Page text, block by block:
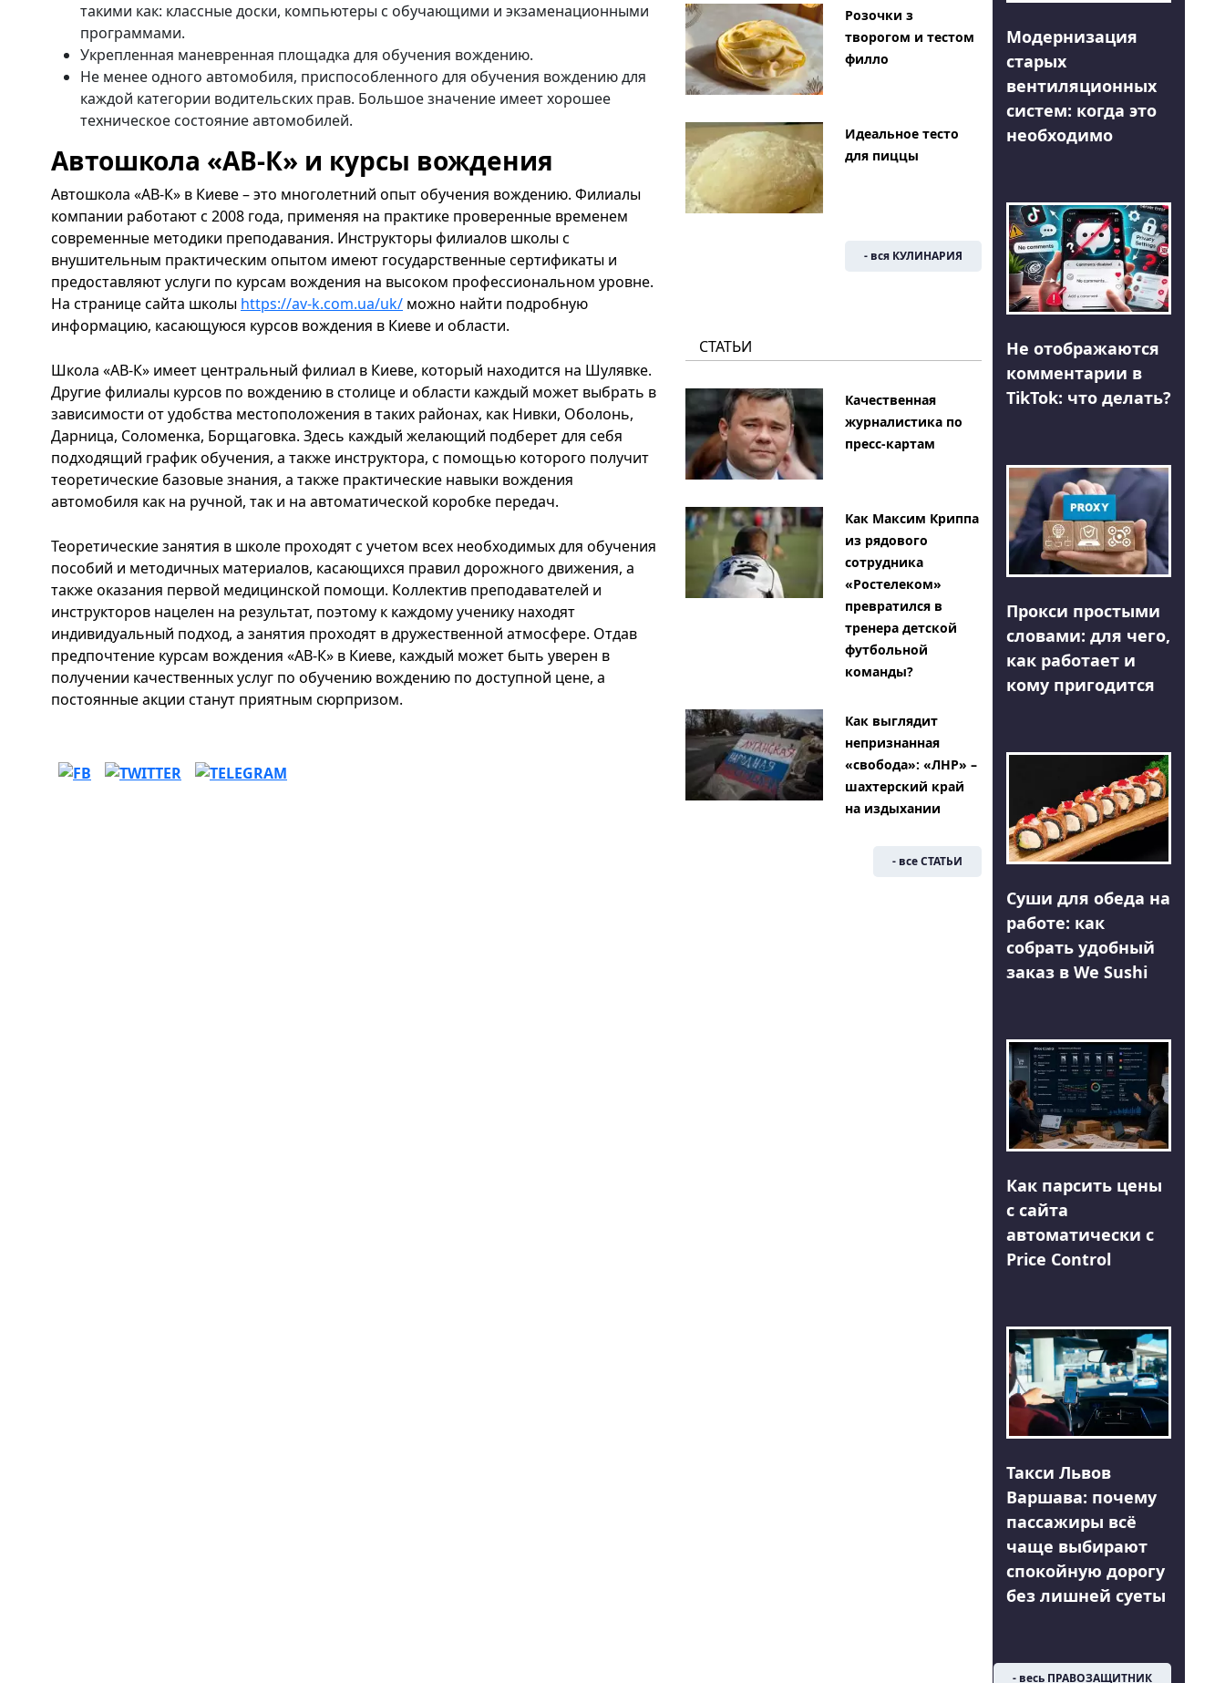
такими как: классные доски, компьютеры с обучающими и экзаменационными
программами.
Укрепленная маневренная площадка для обучения вождению.
Не менее одного автомобиля, приспособленного для обучения вождению для
каждой категории водительских прав. Большое значение имеет хорошее
техническое состояние автомобилей.
Автошкола «АВ-К» и курсы вождения
Автошкола «АВ-К» в Киеве – это многолетний опыт обучения вождению. Филиалы
компании работают с 2008 года, применяя на практике проверенные временем
современные методики преподавания. Инструкторы филиалов школы с
внушительным практическим опытом имеют государственные сертификаты и
предоставляют услуги по курсам вождения на высоком профессиональном уровне.
На странице сайта школы https://av-k.com.ua/uk/ можно найти подробную
информацию, касающуюся курсов вождения в Киеве и области.
Школа «АВ-К» имеет центральный филиал в Киеве, который находится на Шулявке.
Другие филиалы курсов по вождению в столице и области каждый может выбрать в
зависимости от удобства местоположения в таких районах, как Нивки, Оболонь,
Дарница, Соломенка, Борщаговка. Здесь каждый желающий подберет для себя
подходящий график обучения, а также инструктора, с помощью которого получит
теоретические базовые знания, а также практические навыки вождения
автомобиля как на ручной, так и на автоматической коробке передач.
Теоретические занятия в школе проходят с учетом всех необходимых для обучения
пособий и методичных материалов, касающихся правил дорожного движения, а
также оказания первой медицинской помощи. Коллектив преподавателей и
инструкторов нацелен на результат, поэтому к каждому ученику находят
индивидуальный подход, а занятия проходят в дружественной атмосфере. Отдав
предпочтение курсам вождения «АВ-К» в Киеве, каждый может быть уверен в
получении качественных услуг по обучению вождению по доступной цене, а
постоянные акции станут приятным сюрпризом.
Розочки з
творогом и тестом
филло
Идеальное тесто
для пиццы
- вся КУЛИНАРИЯ
СТАТЬИ
Качественная
журналистика по
пресс-картам
Как Максим Криппа
из рядового
сотрудника
«Ростелеком»
превратился в
тренера детской
футбольной
команды?
Как выглядит
непризнанная
«свобода»: «ЛНР» –
шахтерский край
на издыхании
- все СТАТЬИ
Модернизация
старых
вентиляционных
систем: когда это
необходимо
Не отображаются
комментарии в
TikTok: что делать?
Прокси простыми
словами: для чего,
как работает и
кому пригодится
Суши для обеда на
работе: как
собрать удобный
заказ в We Sushi
Как парсить цены
с сайта
автоматически с
Price Control
Такси Львов
Варшава: почему
пассажиры всё
чаще выбирают
спокойную дорогу
без лишней суеты
- весь ПРАВОЗАЩИТНИК